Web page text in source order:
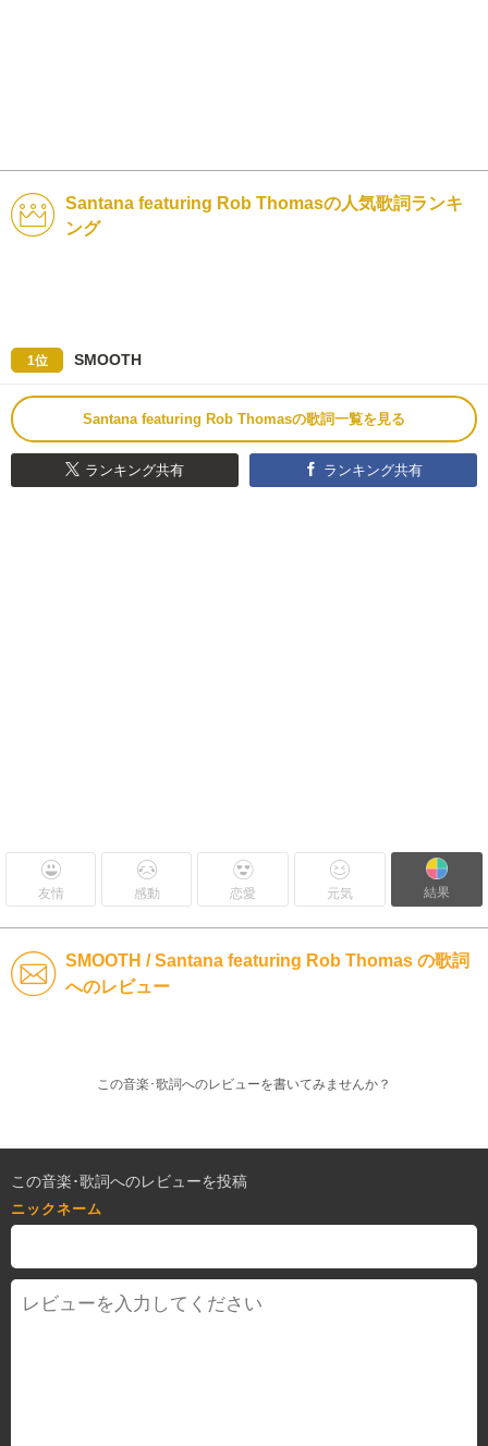
Santana featuring Rob Thomasの人気歌詞ランキ
ング
1位 SMOOTH
Santana featuring Rob Thomasの歌詞一覧を見る
ランキング共有 ランキング共有
友情 感動 恋愛 元気 結果
SMOOTH / Santana featuring Rob Thomas の歌詞
へのレビュー
この音楽･歌詞へのレビューを書いてみませんか？
この音楽･歌詞へのレビューを投稿
ニックネーム